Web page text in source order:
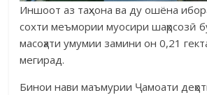
Иншоот аз таҳхона ва ду ошёна
сохти меъмории муосири шаҳрсозӣ
масоҳати умумии замини он 0,21
мегирад.
Бинои нави маъмурии Ҷамоати